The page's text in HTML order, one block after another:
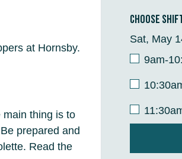
at Hornsby.
main thing is to
prepared and
Read the
Choose
Sat, May
9am-